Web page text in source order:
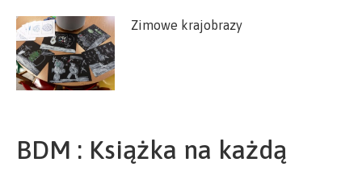
Zimowe krajobrazy
BDM : Książka na każdą